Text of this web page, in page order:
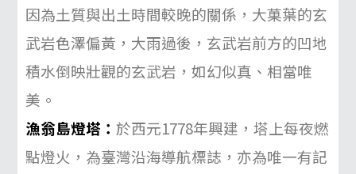
因為土質與出土時間較晚的關係，大菓葉的玄
武岩色澤偏黃，大雨過後，玄武岩前方的凹地
積水倒映壯觀的玄武岩，如幻似真、相當唯
美。
漁翁島燈塔： 於西元1778年興建，塔上每夜燃
點燈火，為臺灣沿海導航標誌，亦為唯一有記